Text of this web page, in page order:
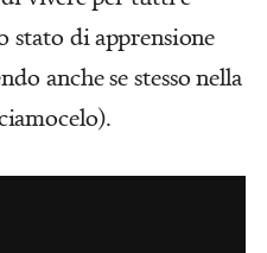
di apprensione
anche se stesso nella